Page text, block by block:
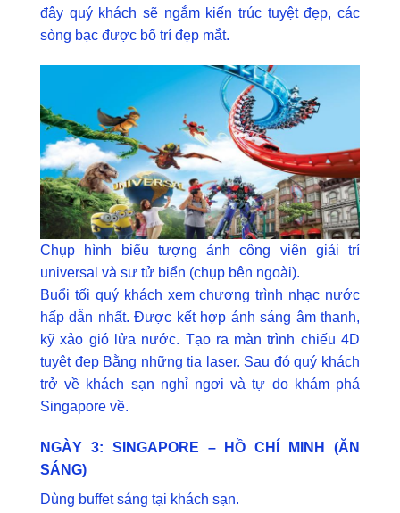
đây quý khách sẽ ngắm kiến trúc tuyệt đẹp, các
sòng bạc được bố trí đẹp mắt.
Chụp hình biểu tượng ảnh công viên giải trí
universal và sư tử biển (chụp bên ngoài).
Buổi tối quý khách xem chương trình nhạc nước
hấp dẫn nhất. Được kết hợp ánh sáng âm thanh,
kỹ xảo gió lửa nước. Tạo ra màn trình chiếu 4D
tuyệt đẹp Bằng những tia laser. Sau đó quý khách
trở về khách sạn nghỉ ngơi và tự do khám phá
Singapore về.
NGÀY 3: SINGAPORE – HỒ CHÍ MINH (ĂN
SÁNG)
Dùng buffet sáng tại khách sạn.